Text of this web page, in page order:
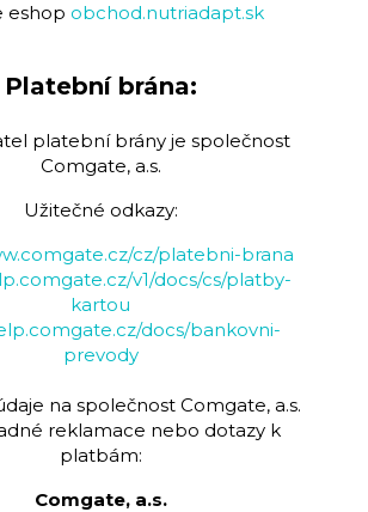
eshop obchod.nutriadapt.sk
Platební brána:
platební brány je společnost
Comgate, a.s.
Užitečné odkazy:
cz/platebni-brana
v1/docs/cs/platby-
kartou
docs/bankovni-
prevody
na společnost Comgate, a.s.
reklamace nebo dotazy k
platbám:
Comgate, a.s.